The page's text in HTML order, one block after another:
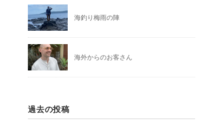
海釣り梅雨の陣
海外からのお客さん
過去の投稿